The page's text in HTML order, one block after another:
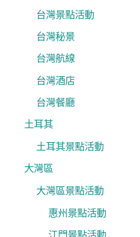
台灣景點活動
台灣秘景
台灣航線
台灣酒店
台灣餐廳
土耳其
土耳其景點活動
大灣區
大灣區景點活動
惠州景點活動